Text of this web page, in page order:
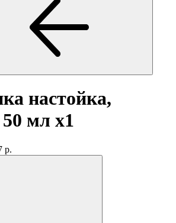
настойка,
50 мл x1
р.